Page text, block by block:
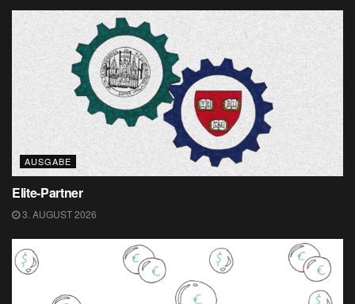
AUSGABE
Elite-Partner
3. AUGUST 2026